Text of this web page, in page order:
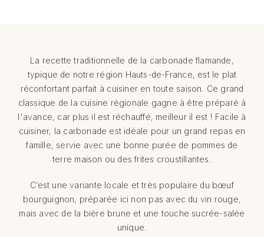
La recette traditionnelle de la carbonade flamande,
typique de notre région Hauts-de-France, est le plat
réconfortant parfait à cuisiner en toute saison. Ce grand
classique de la cuisine régionale gagne à être préparé à
l'avance, car plus il est réchauffé, meilleur il est ! Facile à
cuisiner, la carbonade est idéale pour un grand repas en
famille, servie avec une bonne purée de pommes de
terre maison ou des frites croustillantes.
C’est une variante locale et très populaire du bœuf
bourguignon, préparée ici non pas avec du vin rouge,
mais avec de la bière brune et une touche sucrée-salée
unique.